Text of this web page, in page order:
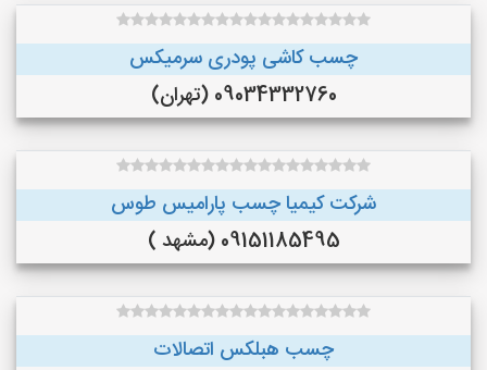
چسب کاشی پودری سرمیکس
09034332760 (تهران)
شرکت کیمیا چسب پارامیس طوس
09151185495 (مشهد )
چسب هبلکس اتصالات